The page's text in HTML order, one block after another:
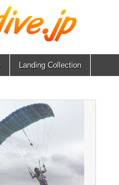
Landing Collection